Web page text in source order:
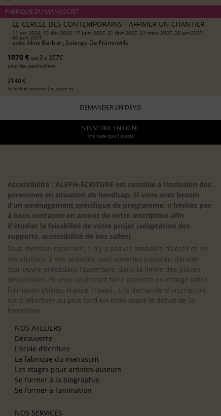
FABRIQUE DU MANUSCRIT
LE CERCLE DES CONTEMPORAINS - AFFIMER UN CHANTIER
11 oct 2026, 13 déc 2026, 17 janv 2027, 21 févr 2027, 21 mars 2027, 25 avr 2027,
06 juin 2027
avec Aline Barbier, Solange De Fréminville
1070 € ou 3 x 357€
pour les particuliers
2140 €
formation continue (en savoir +)
DEMANDER UN DEVIS
S'INSCRIRE EN LIGNE
Il ne reste que 3 places !
Accessibilité : ALEPH-ÉCRITURE est sensible à l’inclusion des
personnes en situation de handicap. Si vous avez besoin
d’un aménagement spécifique de programme, n’hésitez pas
à nous contacter en amont de votre inscription afin
d’étudier la faisabilité de votre projet (adaptation des
supports, accessibilité de nos salles).
Sauf mention contraire, il n’y a pas de modalité d’accès et les
inscriptions à nos activités sont ouvertes jusqu’au dernier
jour ouvré précédant l’ouverture, dans la limite des places
disponibles. Si vous souhaitez faire prendre en charge votre
formation (Afdas, France Travail…), la demande d’inscription
est à effectuer au plus tard un mois avant le début de la
formation.
NOS ATELIERS
Découverte
L’école d’écriture
La fabrique du manuscrit
Les stages pour artistes-auteurs
Se former à la biographie
Se former à l’animation
NOS SERVICES